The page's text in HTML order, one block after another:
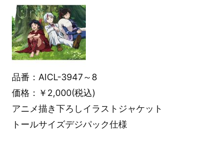
品番：AICL-3947～8
価格：￥2,000(税込)
アニメ描き下ろしイラストジャケット
トールサイズデジパック仕様